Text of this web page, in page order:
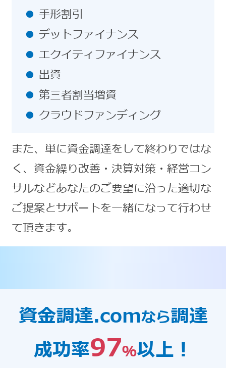
手形割引
デットファイナンス
エクイティファイナンス
出資
第三者割当増資
クラウドファンディング
また、単に資金調達をして終わりではな
く、資金繰り改善・決算対策・経営コン
サルなどあなたのご要望に沿った適切な
ご提案とサポートを一緒になって行わせ
て頂きます。
資金調達.comなら調達
成功率97％以上！